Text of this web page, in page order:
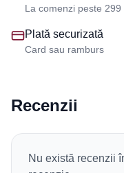
La comenzi peste 299
Plată securizată
Card sau ramburs
Recenzii
Nu există recenzii